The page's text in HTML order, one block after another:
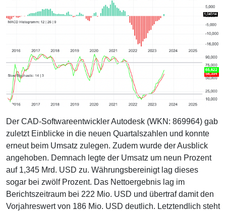
Der CAD-Softwareentwickler Autodesk (WKN: 869964) gab
zuletzt Einblicke in die neuen Quartalszahlen und konnte
erneut beim Umsatz zulegen. Zudem wurde der Ausblick
angehoben. Demnach legte der Umsatz um neun Prozent
auf 1,345 Mrd. USD zu. Währungsbereinigt lag dieses
sogar bei zwölf Prozent. Das Nettoergebnis lag im
Berichtszeitraum bei 222 Mio. USD und übertraf damit den
Vorjahreswert von 186 Mio. USD deutlich. Letztendlich steht